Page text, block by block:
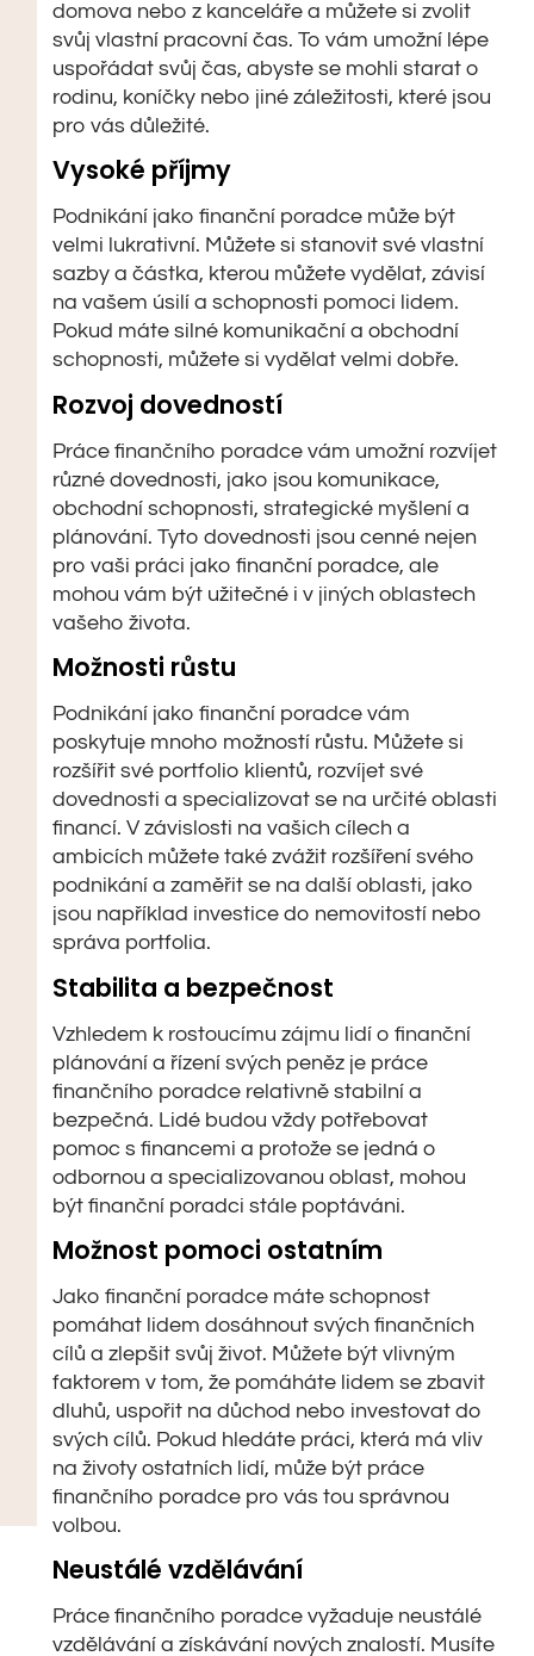
domova nebo z kanceláře a můžete si zvolit
svůj vlastní pracovní čas. To vám umožní lépe
uspořádat svůj čas, abyste se mohli starat o
rodinu, koníčky nebo jiné záležitosti, které jsou
pro vás důležité.
Vysoké příjmy
Podnikání jako finanční poradce může být
velmi lukrativní. Můžete si stanovit své vlastní
sazby a částka, kterou můžete vydělat, závisí
na vašem úsilí a schopnosti pomoci lidem.
Pokud máte silné komunikační a obchodní
schopnosti, můžete si vydělat velmi dobře.
Rozvoj dovedností
Práce finančního poradce vám umožní rozvíjet
různé dovednosti, jako jsou komunikace,
obchodní schopnosti, strategické myšlení a
plánování. Tyto dovednosti jsou cenné nejen
pro vaši práci jako finanční poradce, ale
mohou vám být užitečné i v jiných oblastech
vašeho života.
Možnosti růstu
Podnikání jako finanční poradce vám
poskytuje mnoho možností růstu. Můžete si
rozšířit své portfolio klientů, rozvíjet své
dovednosti a specializovat se na určité oblasti
financí. V závislosti na vašich cílech a
ambicích můžete také zvážit rozšíření svého
podnikání a zaměřit se na další oblasti, jako
jsou například investice do nemovitostí nebo
správa portfolia.
Stabilita a bezpečnost
Vzhledem k rostoucímu zájmu lidí o finanční
plánování a řízení svých peněz je práce
finančního poradce relativně stabilní a
bezpečná. Lidé budou vždy potřebovat
pomoc s financemi a protože se jedná o
odbornou a specializovanou oblast, mohou
být finanční poradci stále poptáváni.
Možnost pomoci ostatním
Jako finanční poradce máte schopnost
pomáhat lidem dosáhnout svých finančních
cílů a zlepšit svůj život. Můžete být vlivným
faktorem v tom, že pomáháte lidem se zbavit
dluhů, uspořit na důchod nebo investovat do
svých cílů. Pokud hledáte práci, která má vliv
na životy ostatních lidí, může být práce
finančního poradce pro vás tou správnou
volbou.
Neustálé vzdělávání
Práce finančního poradce vyžaduje neustálé
vzdělávání a získávání nových znalostí. Musíte